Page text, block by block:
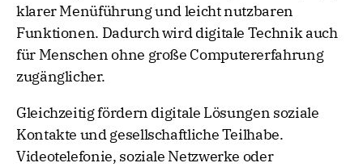
klarer Menüführung und leicht nutzbaren
Funktionen. Dadurch wird digitale Technik auch
für Menschen ohne große Computererfahrung
zugänglicher.
Gleichzeitig fördern digitale Lösungen soziale
Kontakte und gesellschaftliche Teilhabe.
Videotelefonie, soziale Netzwerke oder